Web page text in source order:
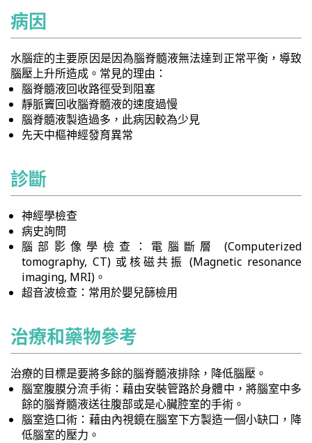
病因
水腦症的主要原因是因為腦脊髓液無法達到正常平衡，導致
腦壓上升所造成。常見的理由：
腦脊髓液回收路徑受到阻塞
靜脈竇回收腦脊髓液的速度過慢
腦脊髓液製造過多，此病因較為少見
先天中樞神經發育異常
診斷
神經學檢查
病史詢問
腦部影像學檢查：電腦斷層 (Computerized
tomography, CT) 或核磁共振 (Magnetic resonance
imaging, MRI)。
超音波檢查：常用於嬰兒篩檢用
治療和藥物參考
治療的目標是要將多餘的腦脊髓液排除，降低腦壓。
腦室腹膜分流手術：藉由安裝管路於身體中，將腦室中多
餘的腦脊髓液送往腹部或是心臟腔室的手術。
腦室造口術：藉由內視鏡在腦室下方製造一個小缺口，降
低腦室的壓力。